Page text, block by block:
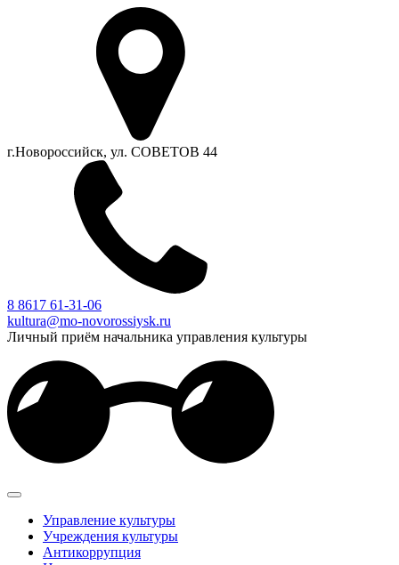
г.Новороссийск, ул. СОВЕТОВ 44
8 8617 61-31-06
kultura@mo-novorossiysk.ru
Личный приём начальника управления культуры
Управление культуры
Учреждения культуры
Антикоррупция